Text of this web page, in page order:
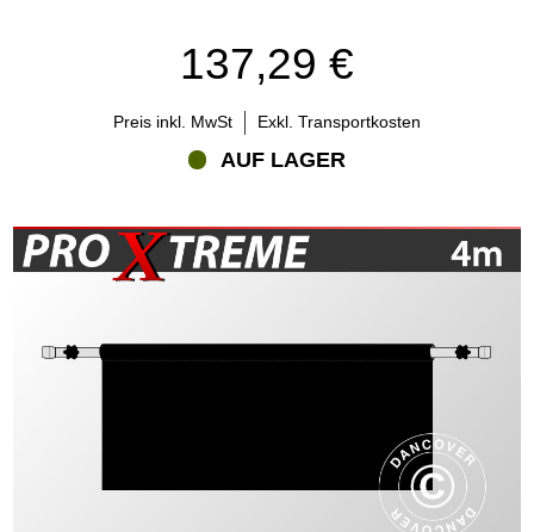
137,29 €
Preis inkl. MwSt Exkl. Transportkosten
AUF LAGER